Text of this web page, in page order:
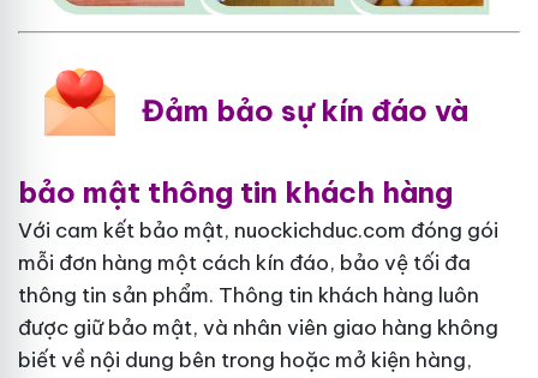
Đảm bảo sự kín đáo và
bảo mật thông tin khách hàng
Với cam kết bảo mật, nuockichduc.com đóng gói
mỗi đơn hàng một cách kín đáo, bảo vệ tối đa
thông tin sản phẩm. Thông tin khách hàng luôn
được giữ bảo mật, và nhân viên giao hàng không
biết về nội dung bên trong hoặc mở kiện hàng,